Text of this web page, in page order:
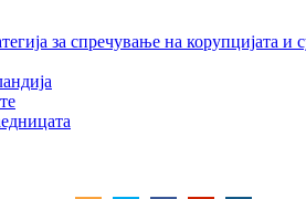
за спречување на корупцијата